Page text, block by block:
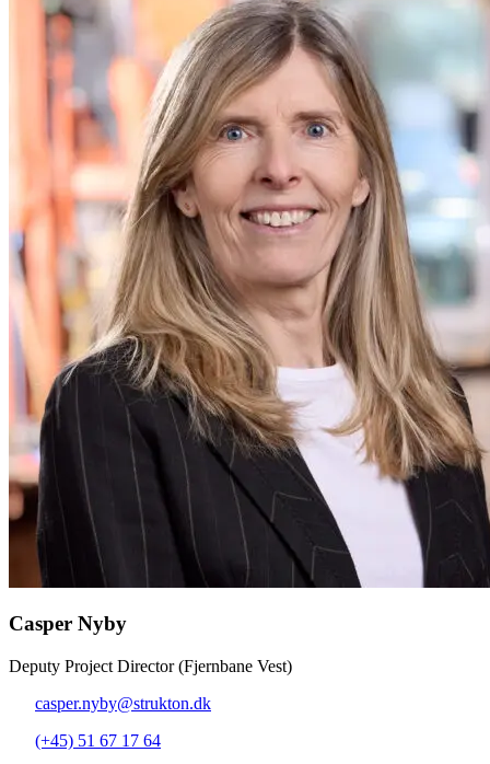
Casper Nyby
Deputy Project Director (Fjernbane Vest)
casper.nyby@strukton.dk
(+45) 51 67 17 64